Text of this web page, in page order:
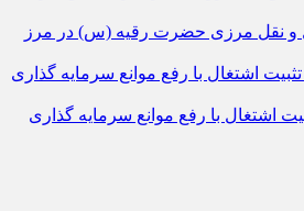
و نقل مرزی حضرت رقیه (س) در مرز
اشتغال با رفع موانع سرمایه‌ گذاری